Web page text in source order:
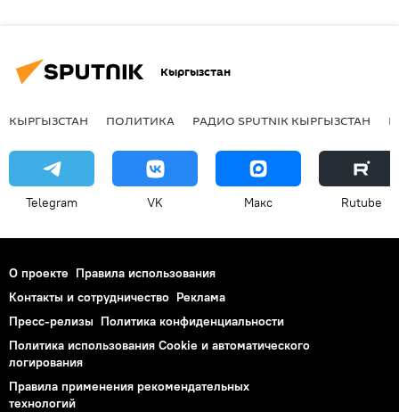
Кыргызстан
КЫРГЫЗСТАН ПОЛИТИКА РАДИО SPUTNIK КЫРГЫЗСТАН
Telegram VK Макс Rutube
О проекте Правила использования
Контакты и сотрудничество Реклама
Пресс-релизы Политика конфиденциальности
Политика использования Cookie и автоматического
логирования
Правила применения рекомендательных
технологий